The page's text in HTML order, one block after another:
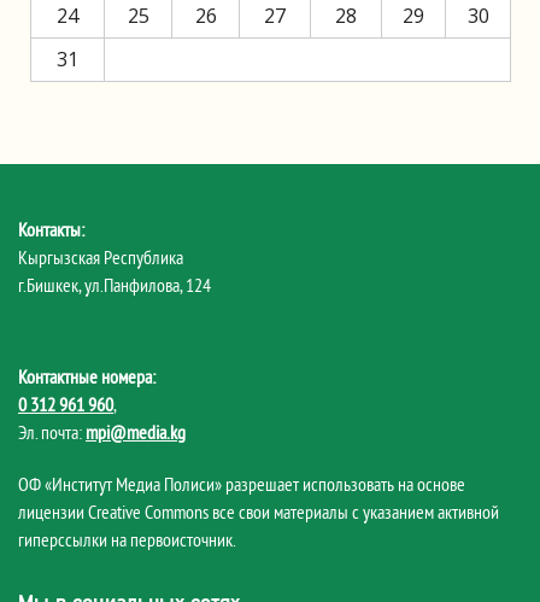
24
25 26 27 28 29
30
31
Контакты:
Кыргызская Республика
г.Бишкек, ул.Панфилова, 124
Контактные номера:
0 312 961 960,
Эл. почта: mpi@media.kg
ОФ «Институт Медиа Полиси» разрешает использовать на основе
лицензии Creative Commons все свои материалы с указанием активной
гиперссылки на первоисточник.